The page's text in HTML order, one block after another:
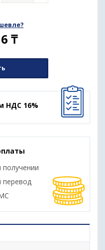
₸
НДС 16%
перевод